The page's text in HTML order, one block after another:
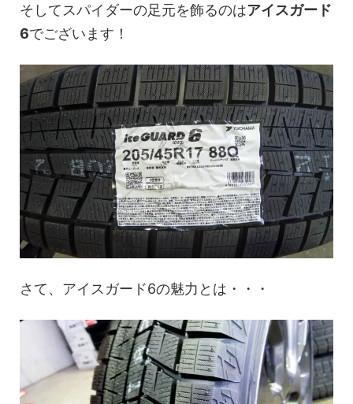
そしてスパイダーの足元を飾るのはアイスガード
6でございます！
さて、アイスガード6の魅力とは・・・